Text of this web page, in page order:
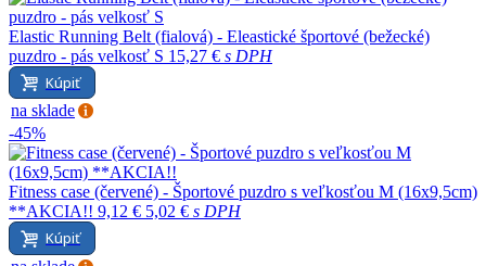
Elastic Running Belt (fialová) - Eleastické športové (bežecké)
puzdro - pás velkosť S 15,27 € s DPH
Kúpiť
na sklade
-45%
Fitness case (červené) - Športové puzdro s veľkosťou M (16x9,5cm)
**AKCIA!! 9,12 € 5,02 € s DPH
Kúpiť